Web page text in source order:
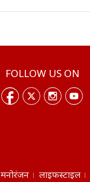
FOLLOW US ON
मनोरंजन लाइफस्टाइल